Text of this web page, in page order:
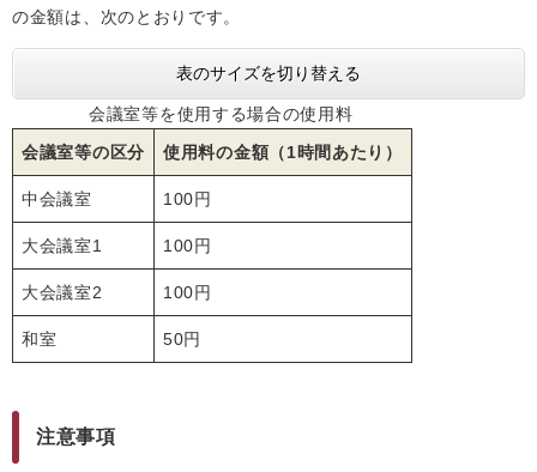
の金額は、次のとおりです。
表のサイズを切り替える
会議室等の区分 使用料の金額（1時間あたり）
会議室等を使用する場合の使用料
中会議室 100円
大会議室1 100円
大会議室2 100円
和室 50円
注意事項